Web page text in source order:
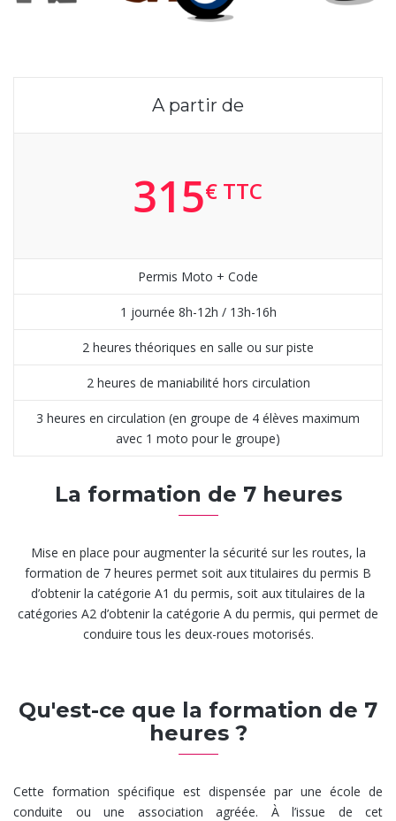
A partir de
315€ TTC
Permis Moto + Code
1 journée 8h-12h / 13h-16h
2 heures théoriques en salle ou sur piste
2 heures de maniabilité hors circulation
3 heures en circulation (en groupe de 4 élèves maximum
avec 1 moto pour le groupe)
La formation de 7 heures
Mise en place pour augmenter la sécurité sur les routes, la
formation de 7 heures permet soit aux titulaires du permis B
d’obtenir la catégorie A1 du permis, soit aux titulaires de la
catégories A2 d’obtenir la catégorie A du permis, qui permet de
conduire tous les deux-roues motorisés.
Qu'est-ce que la formation de 7
heures ?
Cette formation spécifique est dispensée par une école de
conduite ou une association agréée. À l’issue de cet